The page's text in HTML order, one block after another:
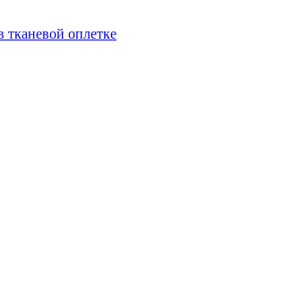
оплетке